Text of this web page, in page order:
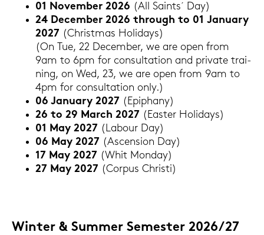
01 No­vem­ber 2026 (All Saints´ Day)
24 Decem­ber 2026 through to 01 Ja­nu­ary
2027 (Christ­mas Ho­li­days)
(On Tue, 22 Decem­ber, we are open from
9am to 6pm for con­sul­ta­ti­on and pri­va­te trai­
ning, on Wed, 23, we are open from 9am to
4pm for con­sul­ta­ti­on only.)
06 Ja­nu­ary 2027 (Epi­pha­ny)
26 to 29 March 2027 (Eas­ter Ho­li­days)
01 May 2027 (La­bour Day)
06 May 2027 (Ascen­si­on Day)
17 May 2027 (Whit Mon­day)
27 May 2027 (Cor­pus Chris­ti)
Win­ter & Sum­mer Se­mes­ter 2026/27